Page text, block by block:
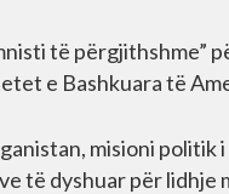
të përgjithshme”
e Bashkuara të
misioni politik
të dyshuar për lidhje